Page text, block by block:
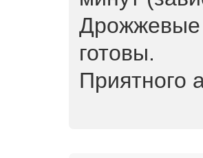
Дрожжевые
готовы.
Приятного